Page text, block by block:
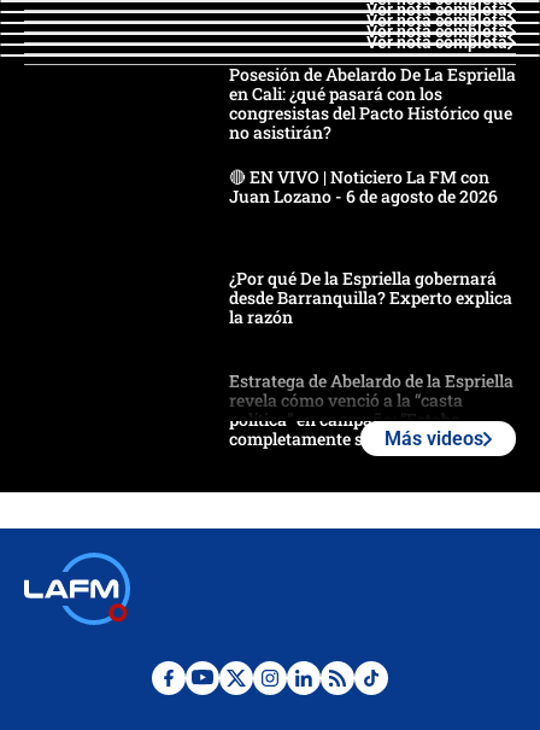
Ver nota completa
Ver nota completa
Ver nota completa
Ver nota completa
Posesión de Abelardo De La Espriella
en Cali: ¿qué pasará con los
congresistas del Pacto Histórico que
no asistirán?
🔴 EN VIVO | Noticiero La FM con
Juan Lozano - 6 de agosto de 2026
¿Por qué De la Espriella gobernará
desde Barranquilla? Experto explica
la razón
Estratega de Abelardo de la Espriella
revela cómo venció a la “casta
política” en campaña: “Estaba
completamente seguro”
"Prohibir es la salida fácil": ¿Qué
Más videos